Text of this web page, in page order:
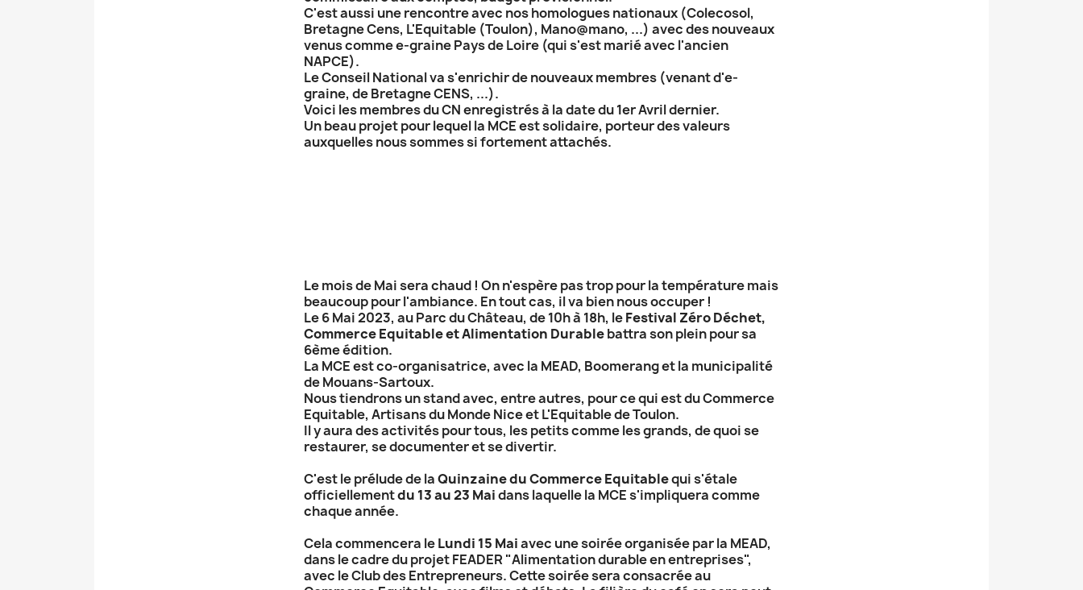
C'est aussi une rencontre avec nos homologues nationaux (Colecosol,
Bretagne Cens, L'Equitable (Toulon), Mano@mano, ...) avec des nouveaux
venus comme e-graine Pays de Loire (qui s'est marié avec l'ancien
NAPCE).
Le Conseil National va s'enrichir de nouveaux membres (venant d'e-
graine, de Bretagne CENS, ...).
Voici les membres du CN enregistrés à la date du 1er Avril dernier.
Un beau projet pour lequel la MCE est solidaire, porteur des valeurs
auxquelles nous sommes si fortement attachés.
Le mois de Mai sera chaud ! On n'espère pas trop pour la température mais
beaucoup pour l'ambiance. En tout cas, il va bien nous occuper !
Le 6 Mai 2023, au Parc du Château, de 10h à 18h, leFestival Zéro Déchet,
Commerce Equitable et Alimentation Durablebattra son plein pour sa
6ème édition.
La MCE est co-organisatrice, avec la MEAD, Boomerang et la municipalité
de Mouans-Sartoux.
Nous tiendrons un stand avec, entre autres, pour ce qui est du Commerce
Equitable, Artisans du Monde Nice et L'Equitable de Toulon.
Il y aura des activités pour tous, les petits comme les grands, de quoi se
restaurer, se documenter et se divertir.
C'est le prélude de laQuinzaine du Commerce Equitablequi s'étale
officiellementdu 13 au 23 Maidans laquelle la MCE s'impliquera comme
chaque année.
Cela commencera leLundi 15 Maiavec une soirée organisée par la MEAD,
dans le cadre du projet FEADER "Alimentation durable en entreprises",
avec le Club des Entrepreneurs. Cette soirée sera consacrée au